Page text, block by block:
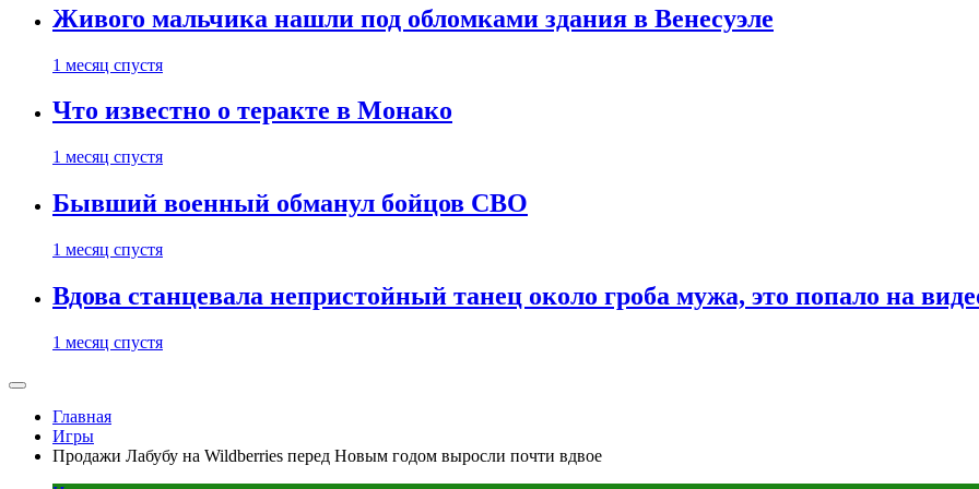
Живого мальчика нашли под обломками здания в Венесуэле
1 месяц спустя
Что известно о теракте в Монако
1 месяц спустя
Бывший военный обманул бойцов СВО
1 месяц спустя
Вдова станцевала непристойный танец около гроба мужа, это попало на
1 месяц спустя
Главная
Игры
Продажи Лабубу на Wildberries перед Новым годом выросли почти вдвое